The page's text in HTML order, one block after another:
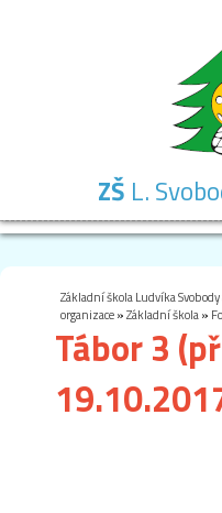
ZŠ L.
Základní škola Ludvíka
organizace»Základní škola»
Tábor 3